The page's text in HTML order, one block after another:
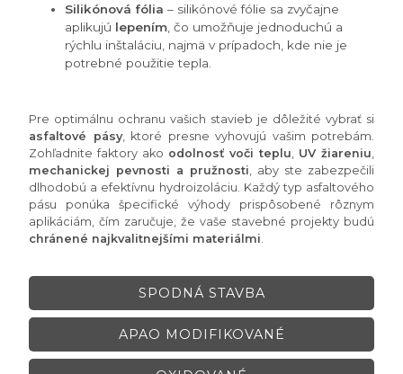
Silikónová fólia – silikónové fólie sa zvyčajne
aplikujú lepením , čo umožňuje jednoduchú a
rýchlu inštaláciu, najmä v prípadoch, kde nie je
potrebné použitie tepla.
Pre optimálnu ochranu vašich stavieb je dôležité vybrať si
asfaltové pásy, ktoré presne vyhovujú vašim potrebám.
Zohľadnite faktory ako odolnosť voči teplu, UV žiareniu,
mechanickej pevnosti a pružnosti, aby ste zabezpečili
dlhodobú a efektívnu hydroizoláciu. Každý typ asfaltového
pásu ponúka špecifické výhody prispôsobené rôznym
aplikáciám, čím zaručuje, že vaše stavebné projekty budú
chránené najkvalitnejšími materiálmi.
SPODNÁ STAVBA
APAO MODIFIKOVANÉ